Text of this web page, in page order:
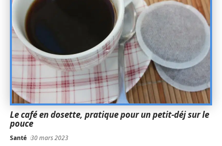
Le café en dosette, pratique pour un petit-déj sur le
pouce
Santé 30 mars 2023